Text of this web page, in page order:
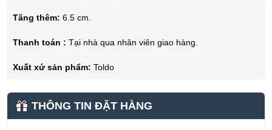
Tăng thêm: 6.5 cm.
Thanh toán : Tại nhà qua nhân viên giao hàng.
Xuất xứ sản phẩm: Toldo
THÔNG TIN ĐẶT HÀNG